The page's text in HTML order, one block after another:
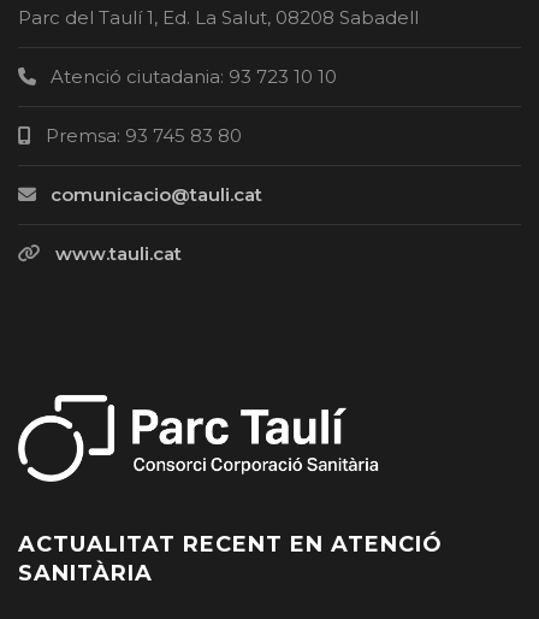
Parc del Taulí 1, Ed. La Salut, 08208 Sabadell
Atenció ciutadania: 93 723 10 10
Premsa: 93 745 83 80
comunicacio@tauli.cat
www.tauli.cat
ACTUALITAT RECENT EN ATENCIÓ
SANITÀRIA